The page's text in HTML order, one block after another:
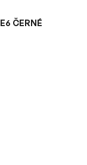
ČERNÉ